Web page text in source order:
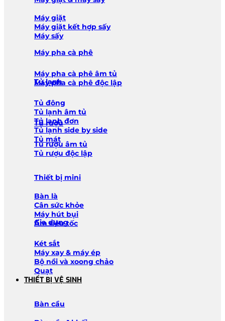
Máy giặt
Máy giặt kết hợp sấy
Máy sấy
Máy pha cà phê
Máy pha cà phê âm tủ
Máy pha cà phê độc lập
Tủ lạnh
Tủ đông
Tủ lạnh âm tủ
Tủ lạnh đơn
Tủ lạnh side by side
Tủ mát
Tủ rượu
Tủ rượu âm tủ
Tủ rượu độc lập
Thiết bị mini
Bàn là
Cân sức khỏe
Máy hút bụi
Ấm siêu tốc
Gia dụng
Két sắt
Máy xay & máy ép
Bộ nồi và xoong chảo
Quạt
THIẾT BỊ VỆ SINH
Bàn cầu